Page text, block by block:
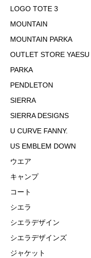
LOGO TOTE 3
MOUNTAIN
MOUNTAIN PARKA
OUTLET STORE YAESU
PARKA
PENDLETON
SIERRA
SIERRA DESIGNS
U CURVE FANNY.
US EMBLEM DOWN
ウエア
キャンプ
コート
シエラ
シエラデザイン
シエラデザインズ
ジャケット